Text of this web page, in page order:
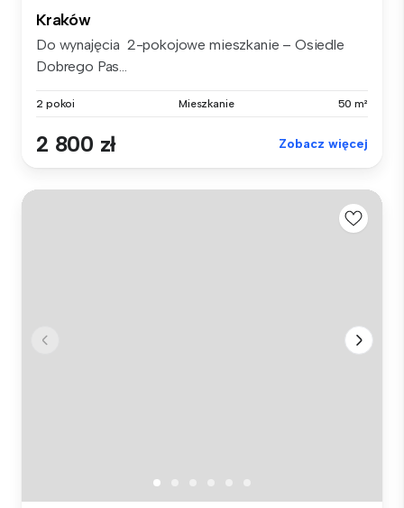
Kraków
Do wynajęcia 2-pokojowe mieszkanie – Osiedle
Dobrego Pas...
2 pokoi Mieszkanie 50 m²
2 800 zł Zobacz więcej